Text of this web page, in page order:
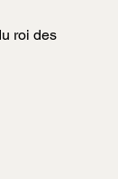
roi des